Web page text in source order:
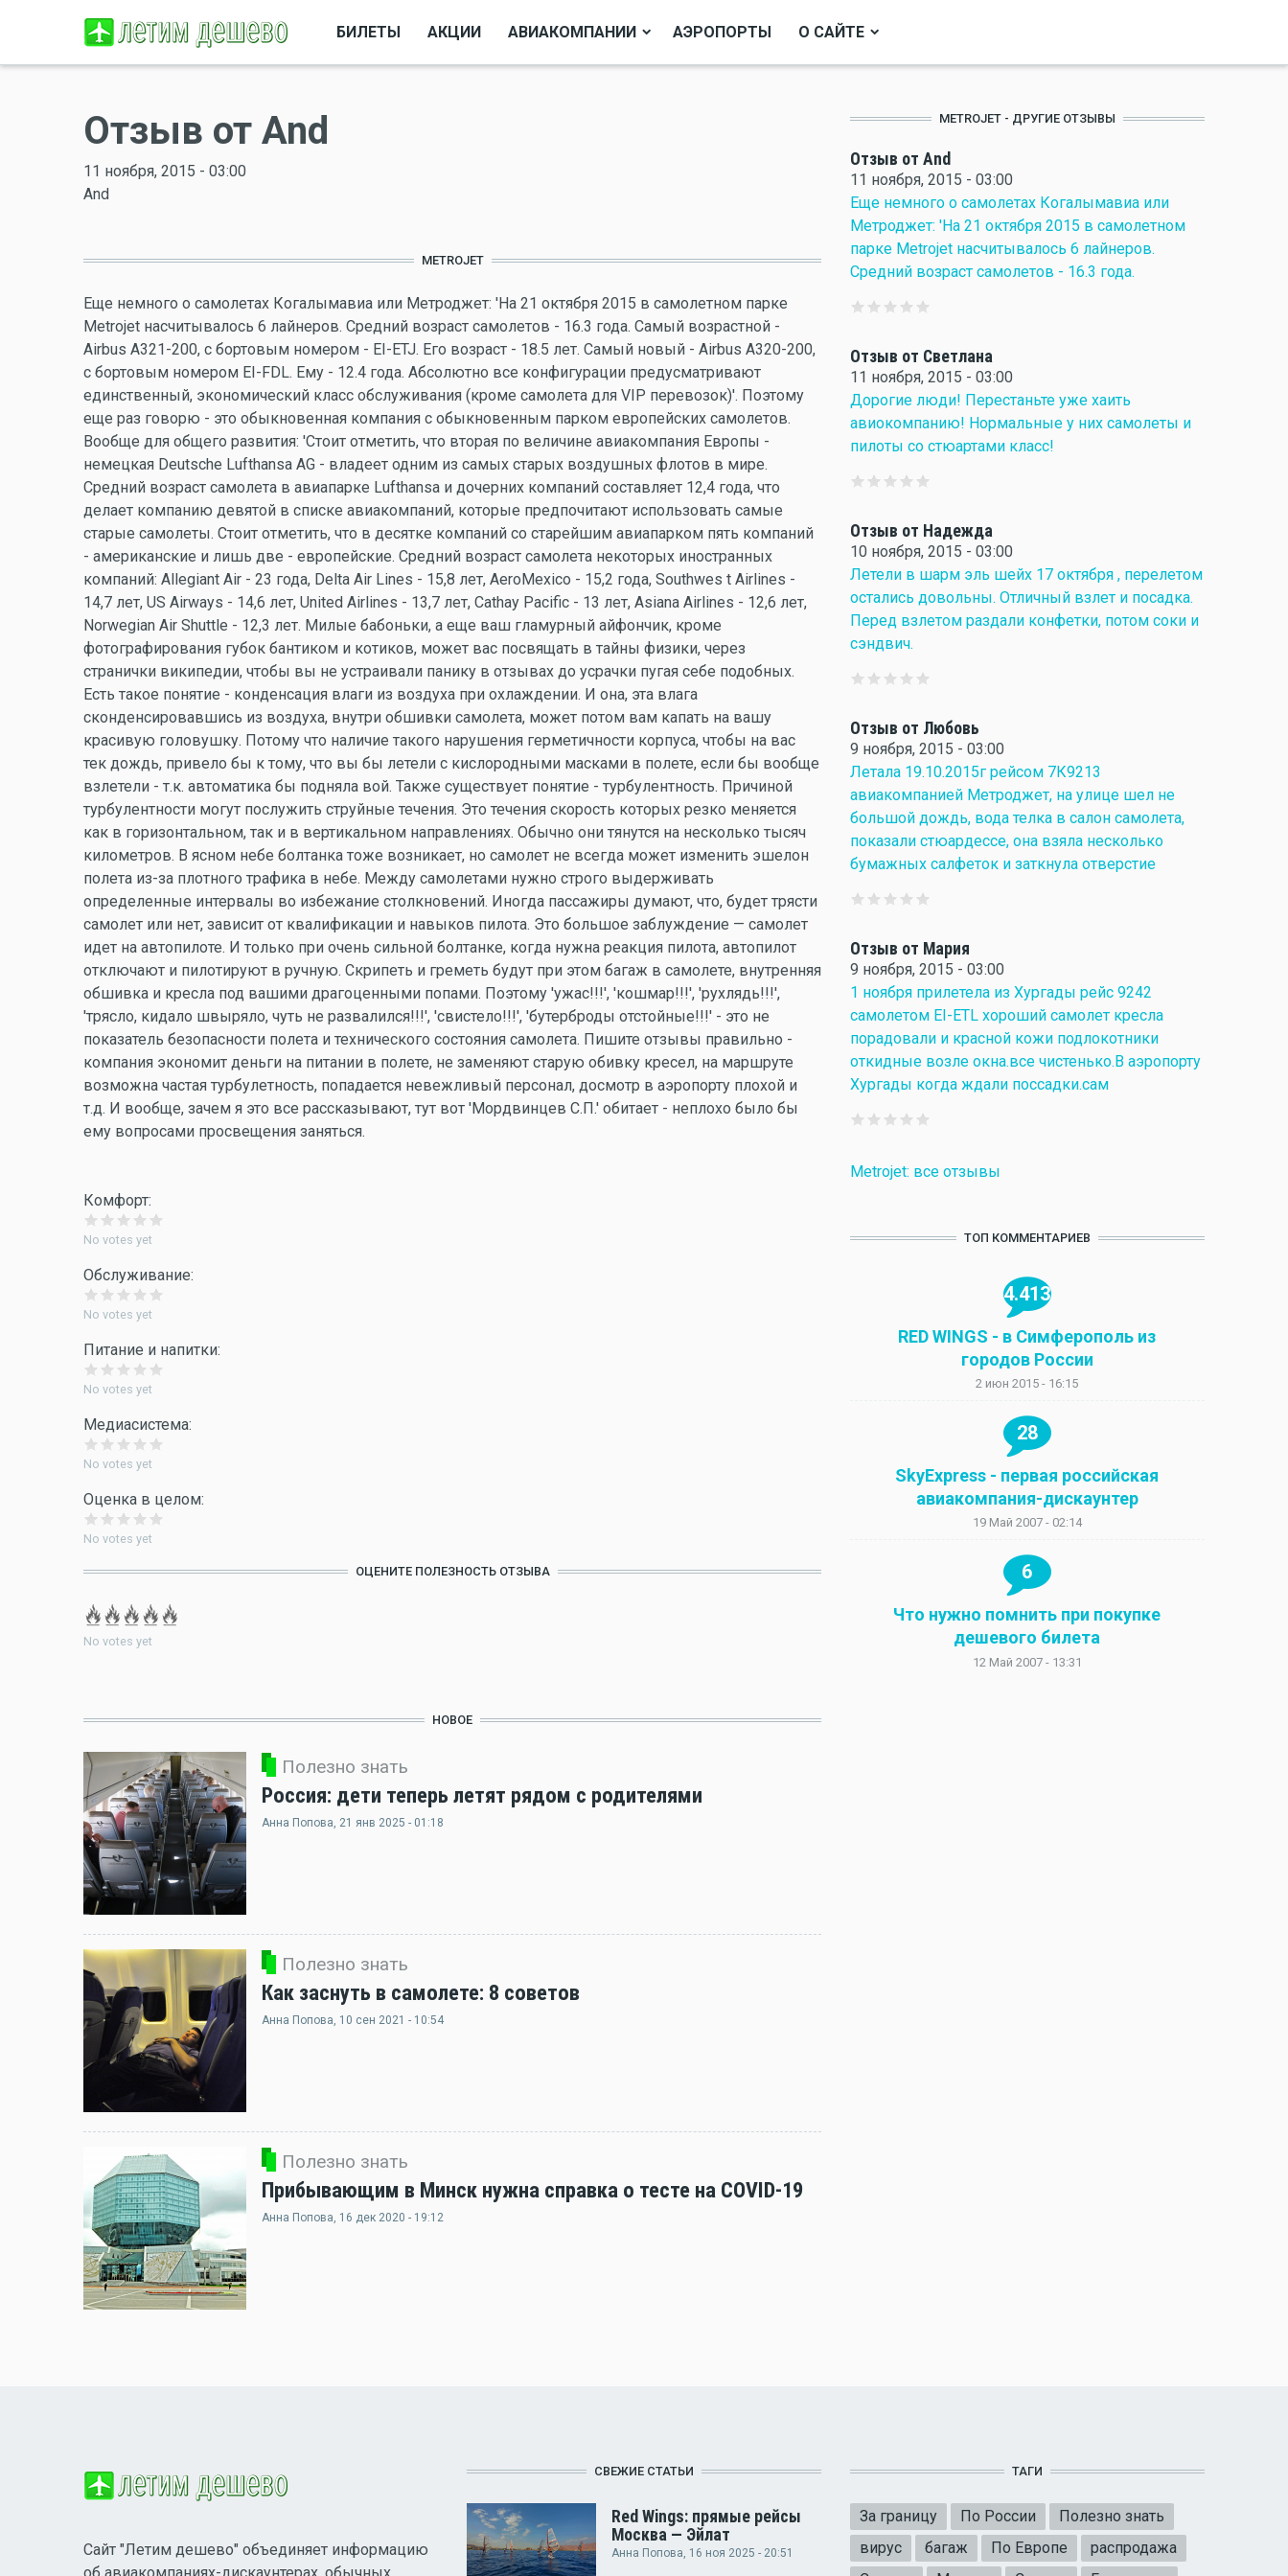
БИЛЕТЫ АКЦИИ АВИАКОМПАНИИ АЭРОПОРТЫ О САЙТЕ
Отзыв от And
11 ноября, 2015 - 03:00
And
METROJET
Еще немного о самолетах Когалымавиа или Метроджет: 'На 21 октября 2015 в самолетном парке
Metrojet насчитывалось 6 лайнеров. Средний возраст самолетов - 16.3 года. Самый возрастной -
Airbus A321-200, с бортовым номером - EI-ETJ. Его возраст - 18.5 лет. Самый новый - Airbus A320-200,
с бортовым номером EI-FDL. Ему - 12.4 года. Абсолютно все конфигурации предусматривают
единственный, экономический класс обслуживания (кроме самолета для VIP перевозок)'. Поэтому
еще раз говорю - это обыкновенная компания с обыкновенным парком европейских самолетов.
Вообще для общего развития: 'Стоит отметить, что вторая по величине авиакомпания Европы -
немецкая Deutsche Lufthansa AG - владеет одним из самых старых воздушных флотов в мире.
Средний возраст самолета в авиапарке Lufthansa и дочерних компаний составляет 12,4 года, что
делает компанию девятой в списке авиакомпаний, которые предпочитают использовать самые
старые самолеты. Стоит отметить, что в десятке компаний со старейшим авиапарком пять компаний
- американские и лишь две - европейские. Средний возраст самолета некоторых иностранных
компаний: Allegiant Air - 23 года, Delta Air Lines - 15,8 лет, AeroMexico - 15,2 года, Southwes t Airlines -
14,7 лет, US Airways - 14,6 лет, United Airlines - 13,7 лет, Cathay Pacific - 13 лет, Asiana Airlines - 12,6 лет,
Norwegian Air Shuttle - 12,3 лет. Милые бабоньки, а еще ваш гламурный айфончик, кроме
фотографирования губок бантиком и котиков, может вас посвящать в тайны физики, через
странички википедии, чтобы вы не устраивали панику в отзывах до усрачки пугая себе подобных.
Есть такое понятие - конденсация влаги из воздуха при охлаждении. И она, эта влага
сконденсировавшись из воздуха, внутри обшивки самолета, может потом вам капать на вашу
красивую головушку. Потому что наличие такого нарушения герметичности корпуса, чтобы на вас
тек дождь, привело бы к тому, что вы бы летели с кислородными масками в полете, если бы вообще
взлетели - т.к. автоматика бы подняла вой. Также существует понятие - турбулентность. Причиной
турбулентности могут послужить струйные течения. Это течения скорость которых резко меняется
как в горизонтальном, так и в вертикальном направлениях. Обычно они тянутся на несколько тысяч
километров. В ясном небе болтанка тоже возникает, но самолет не всегда может изменить эшелон
полета из-за плотного трафика в небе. Между самолетами нужно строго выдерживать
определенные интервалы во избежание столкновений. Иногда пассажиры думают, что, будет трясти
самолет или нет, зависит от квалификации и навыков пилота. Это большое заблуждение — самолет
идет на автопилоте. И только при очень сильной болтанке, когда нужна реакция пилота, автопилот
отключают и пилотируют в ручную. Скрипеть и греметь будут при этом багаж в самолете, внутренняя
обшивка и кресла под вашими драгоценными попами. Поэтому 'ужас!!!', 'кошмар!!!', 'рухлядь!!!',
'трясло, кидало швыряло, чуть не развалился!!!', 'свистело!!!', 'бутерброды отстойные!!!' - это не
показатель безопасности полета и технического состояния самолета. Пишите отзывы правильно -
компания экономит деньги на питании в полете, не заменяют старую обивку кресел, на маршруте
возможна частая турбулетность, попадается невежливый персонал, досмотр в аэропорту плохой и
т.д. И вообще, зачем я это все рассказывают, тут вот 'Мордвинцев С.П.' обитает - неплохо было бы
ему вопросами просвещения заняться.
Комфорт:
No votes yet
Обслуживание:
No votes yet
Питание и напитки:
No votes yet
Медиасистема:
No votes yet
Оценка в целом:
No votes yet
ОЦЕНИТЕ ПОЛЕЗНОСТЬ ОТЗЫВА
No votes yet
НОВОЕ
Полезно знать
Россия: дети теперь летят рядом с родителями
Анна Попова, 21 янв 2025 - 01:18
Полезно знать
Как заснуть в самолете: 8 советов
Анна Попова, 10 сен 2021 - 10:54
Полезно знать
Прибывающим в Минск нужна справка о тесте на COVID-19
Анна Попова, 16 дек 2020 - 19:12
METROJET - ДРУГИЕ ОТЗЫВЫ
Отзыв от And
11 ноября, 2015 - 03:00
Еще немного о самолетах Когалымавиа или
Метроджет: 'На 21 октября 2015 в самолетном
парке Metrojet насчитывалось 6 лайнеров.
Средний возраст самолетов - 16.3 года.
Отзыв от Светлана
11 ноября, 2015 - 03:00
Дорогие люди! Перестаньте уже хаить
авиокомпанию! Нормальные у них самолеты и
пилоты со стюартами класс!
Отзыв от Надежда
10 ноября, 2015 - 03:00
Летели в шарм эль шейх 17 октября , перелетом
остались довольны. Отличный взлет и посадка.
Перед взлетом раздали конфетки, потом соки и
сэндвич.
Отзыв от Любовь
9 ноября, 2015 - 03:00
Летала 19.10.2015г рейсом 7К9213
авиакомпанией Метроджет, на улице шел не
большой дождь, вода телка в салон самолета,
показали стюардессе, она взяла несколько
бумажных салфеток и заткнула отверстие
Отзыв от Мария
9 ноября, 2015 - 03:00
1 ноября прилетела из Хургады рейс 9242
самолетом EI-ETL хороший самолет кресла
порадовали и красной кожи подлокотники
откидные возле окна.все чистенько.В аэропорту
Хургады когда ждали поссадки.сам
Metrojet: все отзывы
ТОП КОММЕНТАРИЕВ
4.413
RED WINGS - в Симферополь из
городов России
2 июн 2015 - 16:15
28
SkyExpress - первая российская
авиакомпания-дискаунтер
19 Май 2007 - 02:14
6
Что нужно помнить при покупке
дешевого билета
12 Май 2007 - 13:31
Сайт "Летим дешево" объединяет информацию
СВЕЖИЕ СТАТЬИ
Red Wings: прямые рейсы
Москва — Эйлат
Анна Попова, 16 ноя 2025 - 20:51
ТАГИ
За границу По России
Полезно знать
вирус
багаж По Европе
распродажа